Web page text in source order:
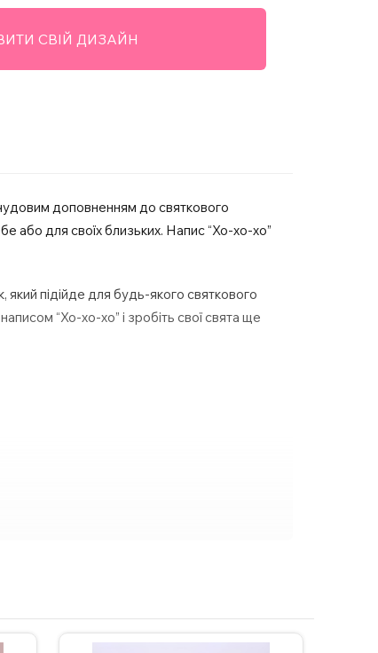
СВІЙ ДИЗАЙН
доповненням до святкового
або для своїх близьких. Напис “Хо-хо-хо”
підійде для будь-якого святкового
“Хо-хо-хо” і зробіть свої свята ще